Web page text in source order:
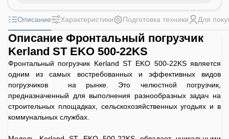
Описание Характеристики Подготовка техники Для
Описание Фронтальный погрузчик
Kerland ST EKO 500-22KS
Фронтальный погрузчик Kerland ST EKO 500-22KS является
одним из самых востребованных и эффективных видов
погрузчиков на рынке. Это челюстной погрузчик,
предназначенный для выполнения разнообразных задач на
строительных площадках, сельскохозяйственных угодьях и в
коммунальных службах.